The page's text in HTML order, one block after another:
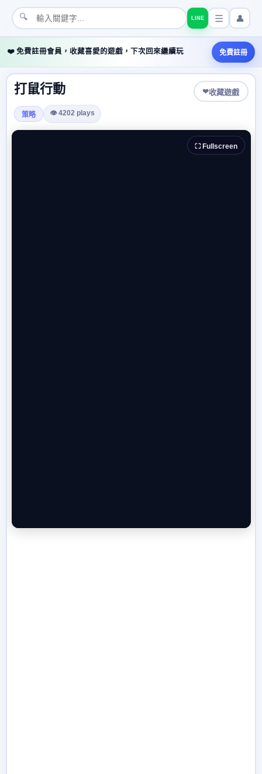
🔍 LINE 👤
❤️ 免費註冊會員，收藏喜愛的遊戲，下次回來繼續玩 免費註冊
打鼠行動 ❤收藏遊戲
策略 👁 4202 plays
⛶ Fullscreen